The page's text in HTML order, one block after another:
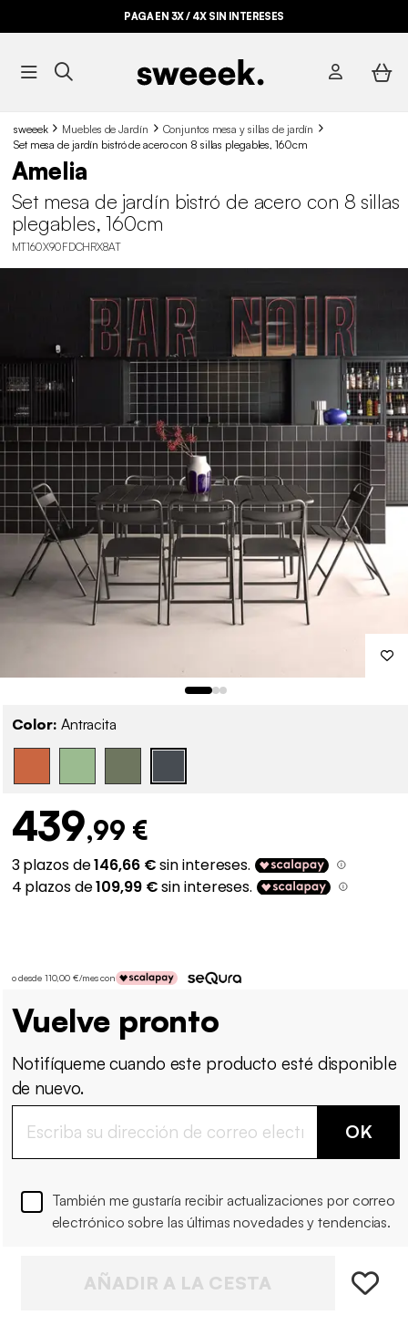
PAGA EN 3X / 4X SIN INTERESES
sweeek Muebles de Jardín
Conjuntos mesa y sillas de jardín
Set mesa de jardín bistró de acero con 8 sillas plegables, 160cm
Amelia
Set mesa de jardín bistró de acero con 8 sillas
plegables, 160cm
MT160X90FDCHRX8AT
Color: Antracita
439,99 €
o desde 110,00 €/mes con
Vuelve pronto
Notifíqueme cuando este producto esté disponible
de nuevo.
OK
También me gustaría recibir actualizaciones por correo
electrónico sobre las últimas novedades y tendencias.
AÑADIR A LA CESTA